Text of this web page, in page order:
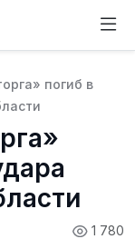
погиб в
1 780